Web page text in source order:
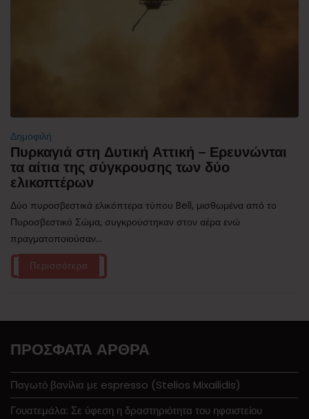
Δημοφιλή
Πυρκαγιά στη Δυτική Αττική – Ερευνώνται
τα αίτια της σύγκρουσης των δύο
ελικοπτέρων
Δύο πυροσβεστικά ελικόπτερα τύπου Bell, μισθωμένα από το
Πυροσβεστικό Σώμα, συγκρούστηκαν στον αέρα ενώ
πραγματοποιούσαν...
Περισσότερα
ΠΡΌΣΦΑΤΑ ΆΡΘΡΑ
Παγωτό βανίλια με espresso (Stelios Mixailidis)
Γουατεμάλα: Σε ύφεση η δραστηριότητα του ηφαιστείου